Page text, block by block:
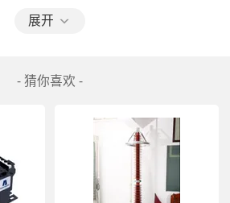
护有线对讲系统  疗养院养老院家用
展开
- 猜你喜欢 -